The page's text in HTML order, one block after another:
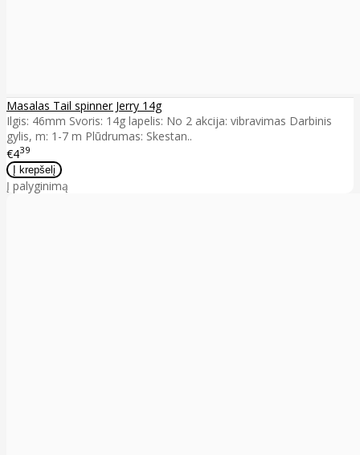
Masalas Tail spinner Jerry 14g
Ilgis: 46mm Svoris: 14g lapelis: No 2 akcija: vibravimas Darbinis
gylis, m: 1-7 m Plūdrumas: Skestan..
€439
Į palyginimą